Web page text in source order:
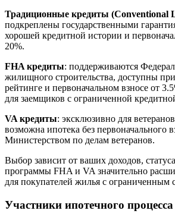
Традиционные кредиты (Conventional
подкреплены государственными
хорошей кредитной истории и
20%.
FHA кредиты: поддерживаются
жилищного строительства, доступны
рейтинге и первоначальном взносе от
для заемщиков с ограниченной
VA кредиты: эксклюзивно для
возможна ипотека без первоначального
Министерством по делам ветеранов.
Выбор зависит от ваших доходов,
программы FHA и VA значительно
для покупателей жилья с ограниченным
Участники ипотечного процесса